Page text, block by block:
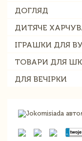
ДОГЛЯД
ДИТЯЧЕ
ІГРАШКИ ДЛЯ
ТОВАРИ ДЛЯ
ДЛЯ ВЕЧІРКИ